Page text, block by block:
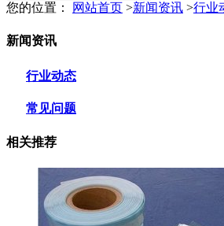
您的位置： 网站首页 >新闻资讯 >行业
新闻资讯
行业动态
常见问题
相关推荐